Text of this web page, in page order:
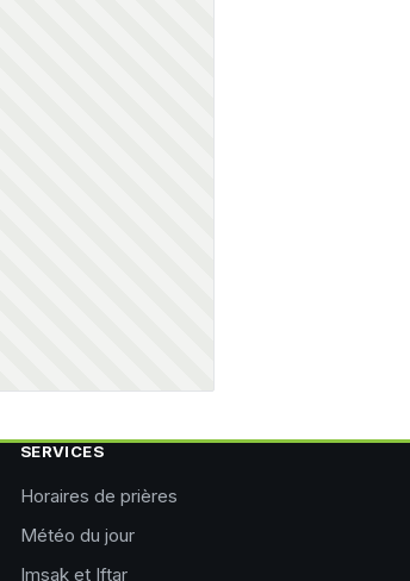
SERVICES
Horaires de prières
Météo du jour
Imsak et Iftar